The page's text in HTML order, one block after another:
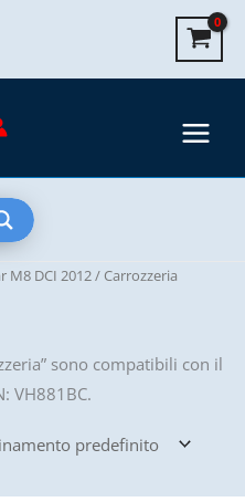
M8 DCI 2012/ Carrozzeria
sono compatibili con il
VH881BC.